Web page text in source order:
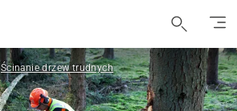
Ścinanie drzew trudnych